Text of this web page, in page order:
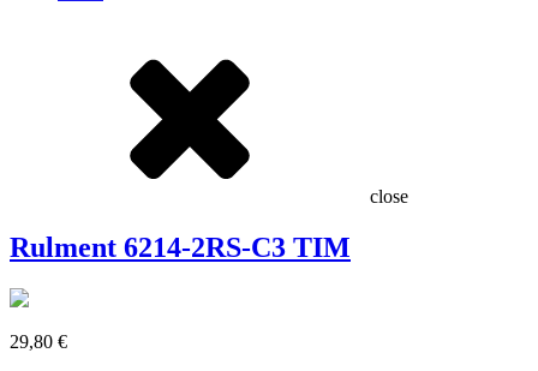
close
Rulment 6214-2RS-C3 TIM
29,80 €